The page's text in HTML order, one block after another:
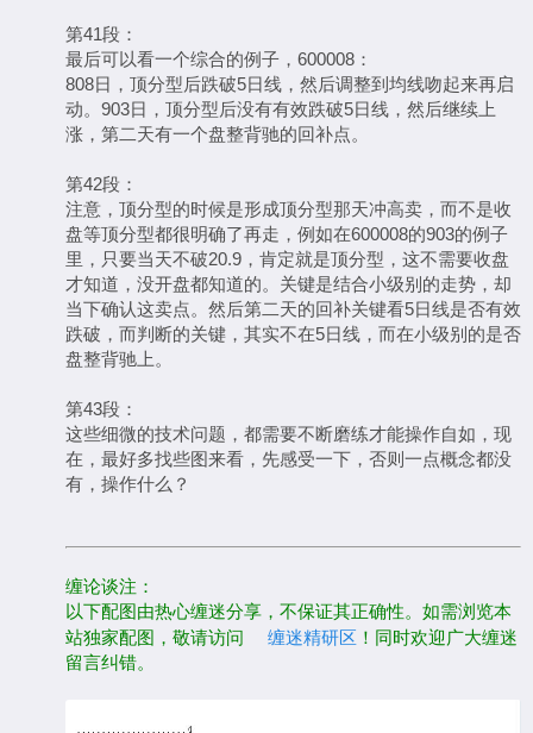
第41段：
最后可以看一个综合的例子，600008：
808日，顶分型后跌破5日线，然后调整到均线吻起来再启
动。903日，顶分型后没有有效跌破5日线，然后继续上
涨，第二天有一个盘整背驰的回补点。
第42段：
注意，顶分型的时候是形成顶分型那天冲高卖，而不是收
盘等顶分型都很明确了再走，例如在600008的903的例子
里，只要当天不破20.9，肯定就是顶分型，这不需要收盘
才知道，没开盘都知道的。关键是结合小级别的走势，却
当下确认这卖点。然后第二天的回补关键看5日线是否有效
跌破，而判断的关键，其实不在5日线，而在小级别的是否
盘整背驰上。
第43段：
这些细微的技术问题，都需要不断磨练才能操作自如，现
在，最好多找些图来看，先感受一下，否则一点概念都没
有，操作什么？
缠论谈注：
以下配图由热心缠迷分享，不保证其正确性。如需浏览本
站独家配图，敬请访问
缠迷精研区 ！同时欢迎广大缠迷
留言纠错。